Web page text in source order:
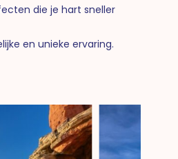
die je hart sneller
en unieke ervaring.